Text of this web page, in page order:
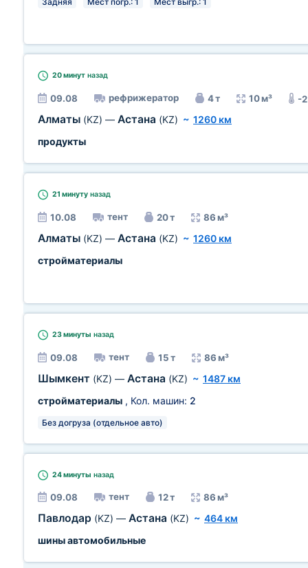
20 минут назад
09.08 рефрижератор 4 т 10 м³ -
Алматы (KZ) — Астана (KZ) ~ 1260 км
продукты
21 минуту назад
10.08 тент 20 т 86 м³
Алматы (KZ) — Астана (KZ) ~ 1260 км
стройматериалы
23 минуты назад
09.08 тент 15 т 86 м³
Шымкент (KZ) — Астана (KZ) ~ 1487 км
стройматериалы , Кол. машин: 2
Без догруза (отдельное авто)
24 минуты назад
09.08 тент 12 т 86 м³
Павлодар (KZ) — Астана (KZ) ~ 464 км
шины автомобильные